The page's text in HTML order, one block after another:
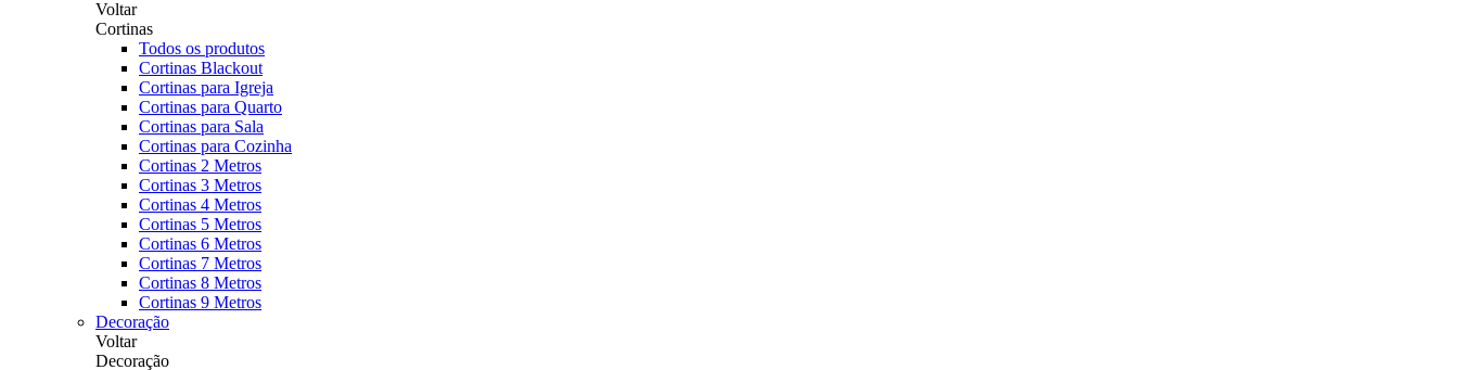
Voltar
Cortinas
Todos os produtos
Cortinas Blackout
Cortinas para Igreja
Cortinas para Quarto
Cortinas para Sala
Cortinas para Cozinha
Cortinas 2 Metros
Cortinas 3 Metros
Cortinas 4 Metros
Cortinas 5 Metros
Cortinas 6 Metros
Cortinas 7 Metros
Cortinas 8 Metros
Cortinas 9 Metros
Decoração
Voltar
Decoração